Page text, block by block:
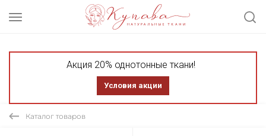
Акция 20% однотонные ткани!
Условия акции
Каталог товаров